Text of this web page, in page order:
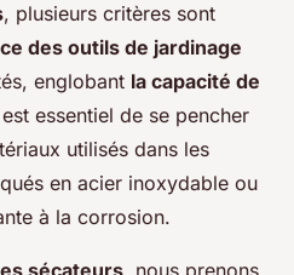
, plusieurs critères sont
des outils de jardinage
englobant la capacité de
essentiel de se pencher
utilisés dans les
en acier inoxydable ou
à la corrosion.